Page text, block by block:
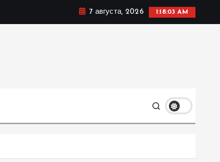
7 августа, 2026 1:18:04 AM